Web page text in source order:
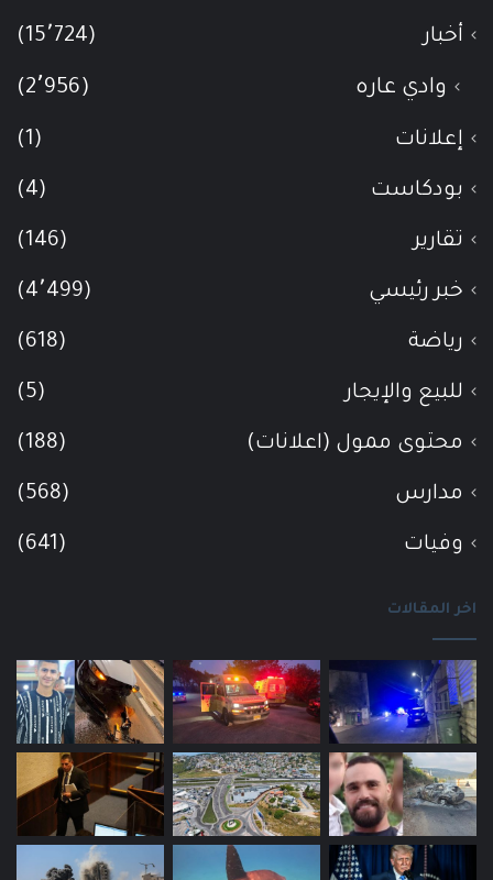
أخبار (15٬724)
وادي عاره (2٬956)
إعلانات (1)
بودكاست (4)
تقارير (146)
خبر رئيسي (4٬499)
رياضة (618)
للبيع والإيجار (5)
محتوى ممول (اعلانات) (188)
مدارس (568)
وفيات (641)
اخر المقالات